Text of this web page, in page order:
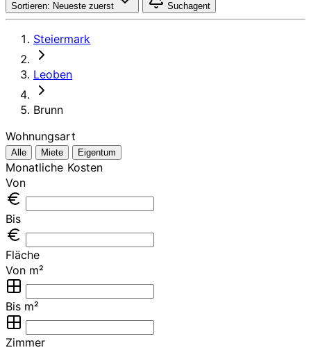
Sortieren: Neueste zuerst Suchagent
Steiermark
Leoben
Brunn
Wohnungsart
Alle Miete Eigentum
Monatliche Kosten
Von
Bis
Fläche
Von m²
Bis m²
Zimmer